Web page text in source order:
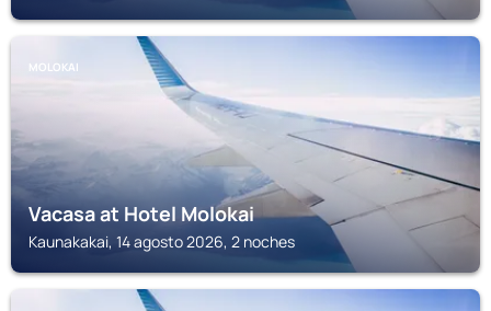
MOLOKAI
Vacasa at Hotel Molokai
Kaunakakai, 14 agosto 2026, 2 noches